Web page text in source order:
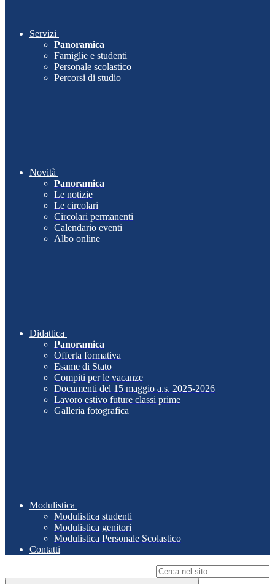
Servizi
Panoramica
Famiglie e studenti
Personale scolastico
Percorsi di studio
Novità
Panoramica
Le notizie
Le circolari
Circolari permanenti
Calendario eventi
Albo online
Didattica
Panoramica
Offerta formativa
Esame di Stato
Compiti per le vacanze
Documenti del 15 maggio a.s. 2025-2026
Lavoro estivo future classi prime
Galleria fotografica
Modulistica
Modulistica studenti
Modulistica genitori
Modulistica Personale Scolastico
Contatti